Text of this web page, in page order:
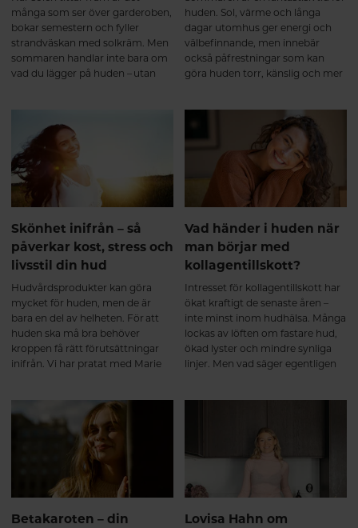
många som ser över garderoben,
bokar semestern och fyller
strandväskan med solkräm. Men
sommaren handlar inte bara om
vad du lägger på huden – utan
kontinuitet väljer många att
komplettera kosten med
betakaroten inför perioder då de
vistas mer i solen.
huden. Sol, värme och långa
dagar utomhus ger energi och
välbefinnande, men innebär
också påfrestningar som kan
göra huden torr, känslig och mer
att ge kroppen näring inifrån kan
du hjälpa huden att behålla sin
lyster och kännas välmående hela
Skönhet inifrån – så
påverkar kost, stress och
livsstil din hud
Hudvårdsprodukter kan göra
mycket för huden, men de är
bara en del av helheten. För att
huden ska må bra behöver
kroppen få rätt förutsättningar
inifrån. Vi har pratat med Marie
mellan näring, stress,
återhämtning och hudens
Vad händer i huden när
man börjar med
kollagentillskott?
Intresset för kollagentillskott har
ökat kraftigt de senaste åren –
inte minst inom hudhälsa. Många
lockas av löften om fastare hud,
ökad lyster och mindre synliga
linjer. Men vad säger egentligen
veckorna till långsiktiga
förändringar.
Betakaroten – din
Lovisa Hahn om